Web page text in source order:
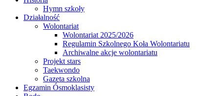
Hymn szkoły
Działalność
Wolontariat
Wolontariat 2025/2026
Regulamin Szkolnego Koła Wolontariatu
Archiwalne akcje wolontariatu
Projekt stars
Taekwondo
Gazeta szkolna
Egzamin Ósmoklasisty